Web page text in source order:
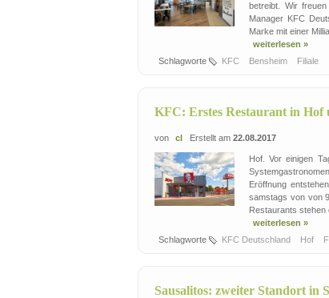
betreibt. Wir
Manager KFC
Marke mit einer
weiterlesen »
Schlagworte
KFC Bensheim Filiale
KFC: Erstes Restaurant in Hof
von cl Erstellt am 22.08.2017
Hof. Vor einigen
Eröffnung
samstags von von
Restaurants stehen
weiterlesen »
Schlagworte
KFC Deutschland Hof
Sausalitos: zweiter Standort in